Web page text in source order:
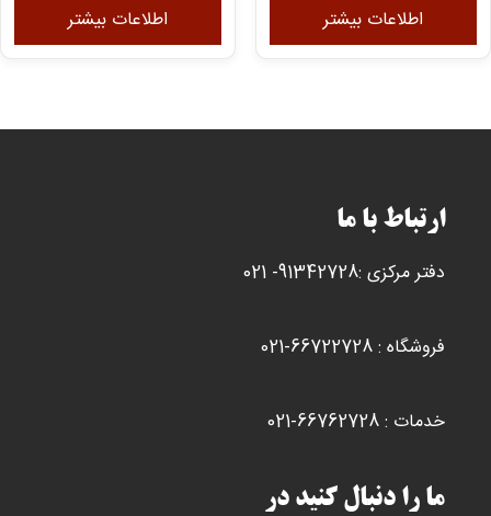
اطلاعات بیشتر
اطلاعات بیشتر
ارتباط با ما
دفتر مرکزی :91342728- 021
فروشگاه : 66722728-021
خدمات : 66762728-021
ما را دنبال کنید در